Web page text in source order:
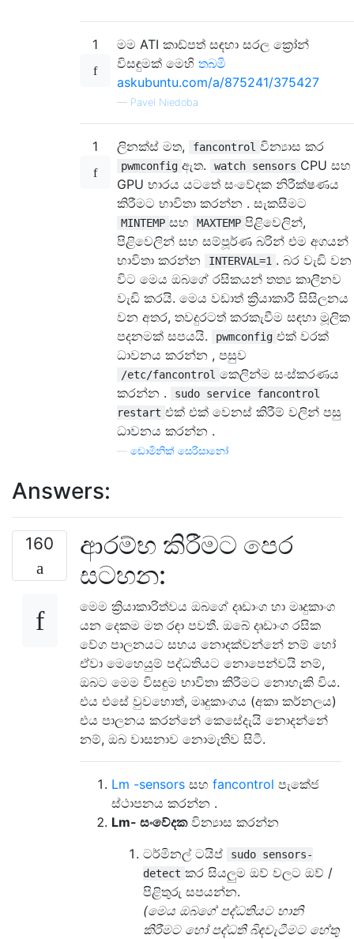
1
මම ATI කාඩ්පත් සඳහා සරල ක්‍රෝන්
විසඳුමක් මෙහි තබමි
askubuntu.com/a/875241/375427
— Pavel Niedoba
1 ලිනක්ස් මත, fancontrol වින්‍යාස කර
pwmconfig ඇත. watch sensors CPU සහ
GPU භාරය යටතේ සංවේදක නිරීක්ෂණය
කිරීමට භාවිතා කරන්න . සැකසීමට
MINTEMP සහ MAXTEMP පිළිවෙලින්,
පිළිවෙලින් සහ සම්පූර්ණ බරින් එම අගයන්
භාවිතා කරන්න
INTERVAL=1 . බර වැඩි වන
විට මෙය ඔබගේ රසිකයන් තත්‍ය කාලීනව
වැඩි කරයි. මෙය වඩාත් ක්‍රියාකාරී සිසිලනය
වන අතර, තවදුරටත් කරකැවීම සඳහා මූලික
පදනමක් සපයයි.
pwmconfig එක් වරක්
ධාවනය කරන්න , පසුව
/etc/fancontrol කෙලින්ම සංස්කරණය
කරන්න .
sudo service fancontrol
restart එක් එක් වෙනස් කිරීම් වලින් පසු
ධාවනය කරන්න .
ඩොමිනික් සෙරිසානෝ
Answers:
160
ආරම්භ කිරීමට පෙර
සටහන:
මෙම ක්‍රියාකාරිත්වය ඔබගේ දෘඩාංග හා මෘදුකාංග
යන දෙකම මත රඳා පවතී. ඔබේ දෘඩාංග රසික
වේග පාලනයට සහය නොදක්වන්නේ නම් හෝ
ඒවා මෙහෙයුම් පද්ධතියට නොපෙන්වයි නම්,
ඔබට මෙම විසඳුම භාවිතා කිරීමට නොහැකි විය.
එය එසේ වුවහොත්, මෘදුකාංගය (අකා කර්නලය)
එය පාලනය කරන්නේ කෙසේදැයි නොදන්නේ
නම්, ඔබ වාසනාව නොමැතිව සිටී.
Lm -sensors සහ fancontrol පැකේජ
ස්ථාපනය කරන්න .
Lm- සංවේදකවින්‍යාස කරන්න
ටර්මිනල් ටයිප්
sudo sensors-
detect කර සියලුම ඔව් වලට ඔව් /
පිළිතුරු සපයන්න.
(මෙය ඔබගේ පද්ධතියට හානි
කිරීමට හෝ පද්ධති බිඳවැටීමට හේතු